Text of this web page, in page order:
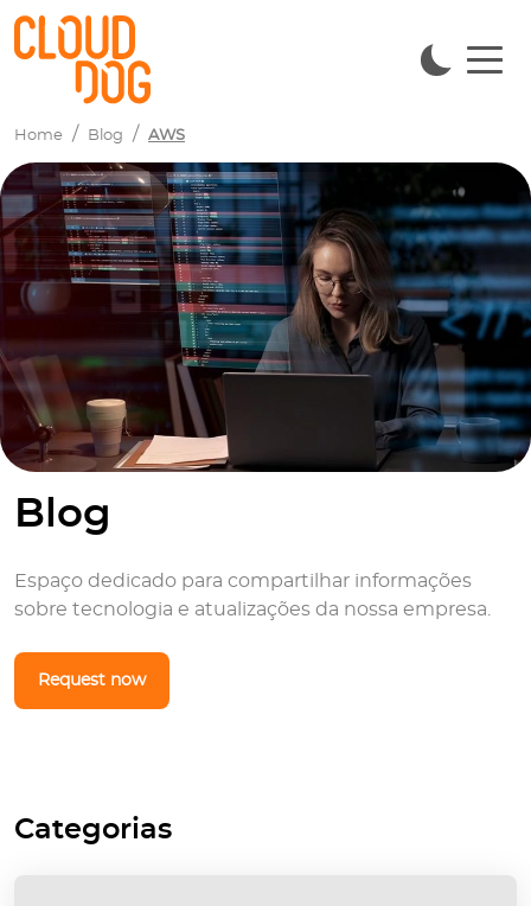
Home Blog AWS
Blog
Espaço dedicado para compartilhar informações
sobre tecnologia e atualizações da nossa empresa.
Request now
Categorias